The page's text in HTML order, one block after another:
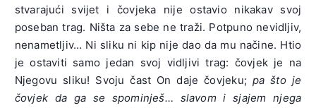
stvarajući svijet i čovjeka nije ostavio nikakav svoj
poseban trag. Ništa za sebe ne traži. Potpuno nevidljiv,
nenametljiv… Ni sliku ni kip nije dao da mu načine. Htio
je ostaviti samo jedan svoj vidljivi trag: čovjek je na
Njegovu sliku! Svoju čast On daje čovjeku; pa što je
čovjek da ga se spominješ… slavom i sjajem njega